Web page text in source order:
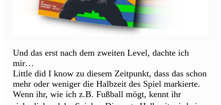
Und das erst nach dem zweiten Level, dachte ich
mir…
Little did I know zu diesem Zeitpunkt, dass das schon
mehr oder weniger die Halbzeit des Spiel markierte.
Wenn ihr, wie ich z.B. Fußball mögt, kennt ihr